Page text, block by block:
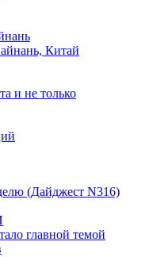
Китай
и не только
(Дайджест N316)
главной темой